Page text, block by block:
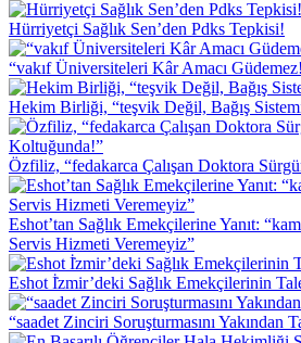
Hürriyetçi Sağlık Sen’den Pdks Tepkisi!
“vakıf Üniversiteleri Kâr Amacı
Hekim Birliği, “teşvik Değil, Bağış
Özfiliz, “fedakarca Çalışan Doktora
Eshot’tan Sağlık Emekçilerine Yanıt:
Servis Hizmeti Veremeyiz”
Eshot İ̇zmir’deki Sağlık Emekçilerinin
“saadet Zinciri Soruşturmasını Yakından